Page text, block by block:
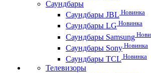
Саундбары
Саундбары JBL Новинка
Саундбары LG Новинка
Саундбары Samsung
Саундбары Sony Новинка
Саундбары TCL Новинка
Телевизоры